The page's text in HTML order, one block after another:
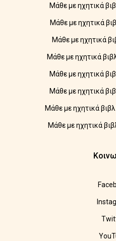
Μάθε με ηχητικά
Μάθε με ηχητικά
Μάθε με ηχητικά
Μάθε με ηχητικά
Μάθε με ηχητικά
Μάθε με ηχητικά
Μάθε με ηχητικά
Μάθε με ηχητικά